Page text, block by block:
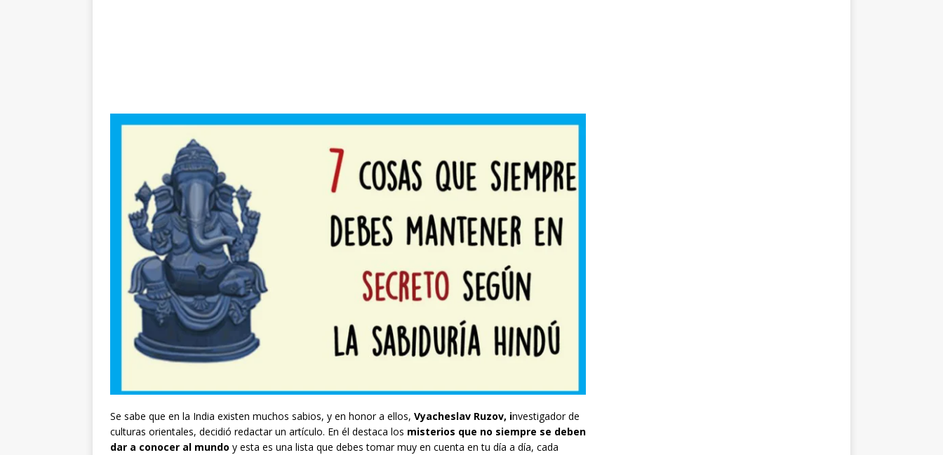
Se sabe que en la India existen muchos sabios, y en honor a ellos, Vyacheslav Ruzov, investigador de
culturas orientales, decidió redactar un artículo. En él destaca los misterios que no siempre se deben
dar a conocer al mundo y esta es una lista que debes tomar muy en cuenta en tu día a día, cada